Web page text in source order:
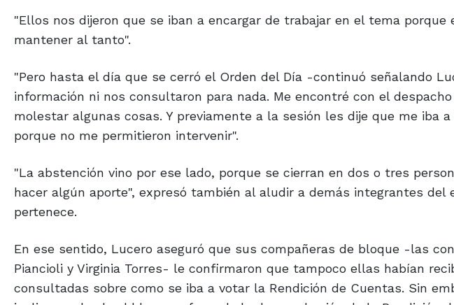
"Ellos nos dijeron que se iban a encargar de trabajar en el tema porque
"Pero hasta el día que se cerró el Orden del Día -continuó señalando
información ni nos consultaron para nada. Me encontré con el
molestar algunas cosas. Y previamente a la sesión les dije que me iba
"La abstención vino por ese lado, porque se cierran en dos o tres
hacer algún aporte", expresó también al aludir a demás integrantes del
En ese sentido, Lucero aseguró que sus compañeras de bloque -las
Piancioli y Virginia Torres- le confirmaron que tampoco ellas habían